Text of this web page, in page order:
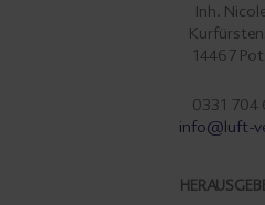
Inh.
14467
0331 704
info@luft-